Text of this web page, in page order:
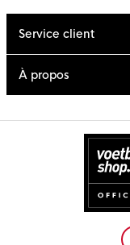
Service client
À propos